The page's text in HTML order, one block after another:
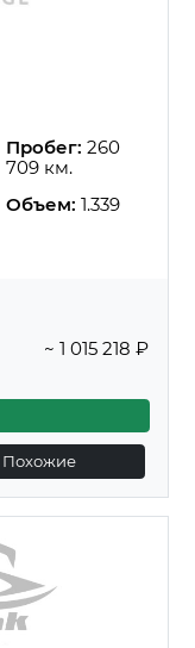
Пробег: 260
709 км.
Объем: 1.339
~ 1 015 218 ₽
Похожие